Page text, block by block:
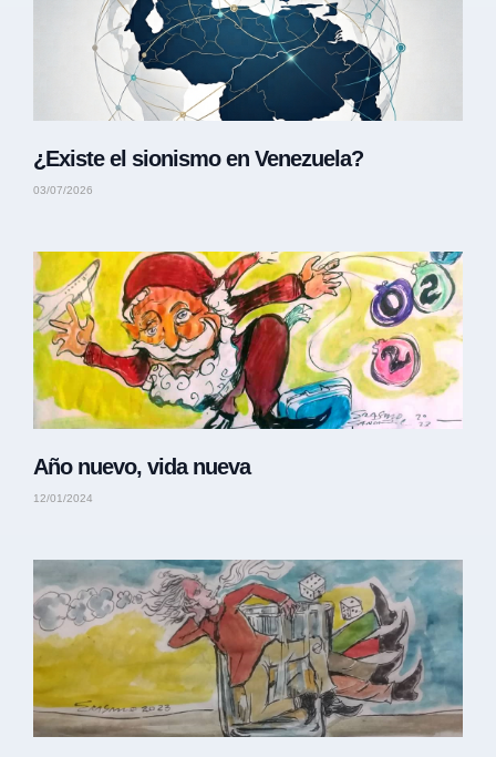
¿Existe el sionismo en Venezuela?
03/07/2026
Año nuevo, vida nueva
12/01/2024